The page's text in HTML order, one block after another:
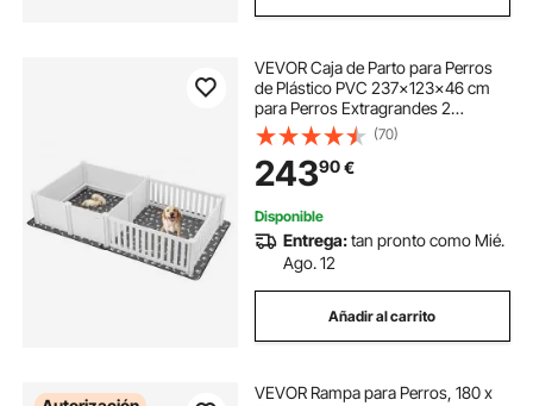
VEVOR Caja de Parto para Perros
de Plástico PVC 237x123x46 cm
para Perros Extragrandes 2
Habitaciones con Puerta de Altura
Ajustable y Almohadilla Lavable
para Orina Ideal para Cachorros de
Interior
(70)
24390€
Disponible
Entrega:tan pronto como Mié.
Ago. 12
Añadir al carrito
VEVOR Rampa para Perros, 180 x